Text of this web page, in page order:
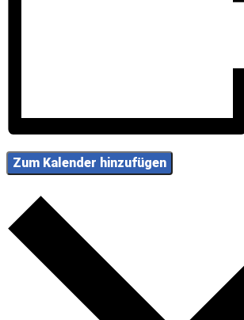
Zum Kalender hinzufügen